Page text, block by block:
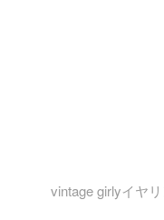
vintage girlyイヤ